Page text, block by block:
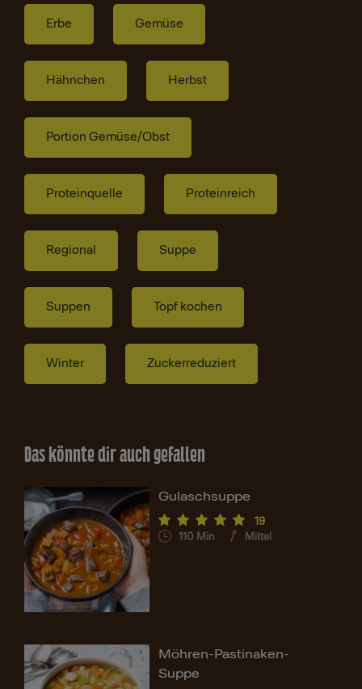
Erbe Gemüse
Hähnchen Herbst
Portion Gemüse/Obst
Proteinquelle Proteinreich
Regional Suppe
Suppen Topf kochen
Winter Zuckerreduziert
Das könnte dir auch gefallen
Gulaschsuppe
19
110 Min Mittel
Möhren-Pastinaken-
Suppe